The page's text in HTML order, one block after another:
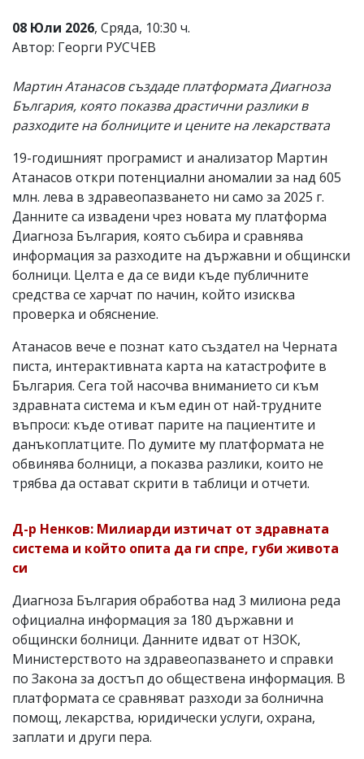
обиден
за
вас
моля
сигнализирайте
ни!
08 Юли 2026, Сряда, 10:30 ч.
Автор: Георги РУСЧЕВ
Мартин Атанасов създаде платформата Диагноза
България, която показва драстични разлики в
разходите на болниците и цените на лекарствата
19-годишният програмист и анализатор Мартин
Атанасов откри потенциални аномалии за над 605
млн. лева в здравеопазването ни само за 2025 г.
Данните са извадени чрез новата му платформа
Диагноза България, която събира и сравнява
информация за разходите на държавни и общински
болници. Целта е да се види къде публичните
средства се харчат по начин, който изисква
проверка и обяснение.
Атанасов вече е познат като създател на Черната
писта, интерактивната карта на катастрофите в
България. Сега той насочва вниманието си към
здравната система и към един от най-трудните
въпроси: къде отиват парите на пациентите и
данъкоплатците. По думите му платформата не
обвинява болници, а показва разлики, които не
трябва да остават скрити в таблици и отчети.
Д-р Ненков: Милиарди изтичат от здравната
система и който опита да ги спре, губи живота
си
Диагноза България обработва над 3 милиона реда
официална информация за 180 държавни и
общински болници. Данните идват от НЗОК,
Министерството на здравеопазването и справки
по Закона за достъп до обществена информация. В
платформата се сравняват разходи за болнична
помощ, лекарства, юридически услуги, охрана,
заплати и други пера.